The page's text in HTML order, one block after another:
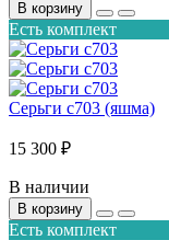
В корзину
Есть комплект
Серьги с703 (яшма)
15 300 ₽
В наличии
В корзину
Есть комплект